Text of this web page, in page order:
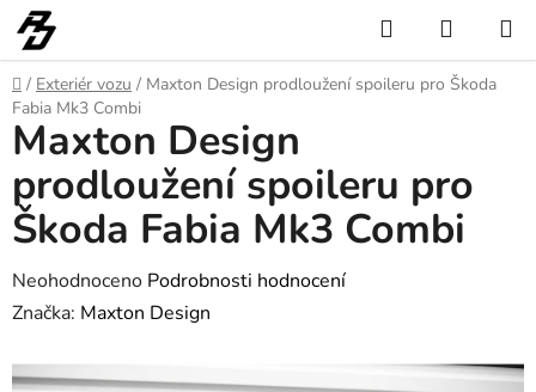
Přejít
na
obsah
Hledat
KOŠÍK
Domů
/ Exteriér vozu / Maxton Design prodloužení spoileru pro Škoda
Fabia Mk3 Combi
Maxton Design
prodloužení spoileru pro
Škoda Fabia Mk3 Combi
Průměrné
hodnocení
je
Neohodnoceno Podrobnosti hodnocení
Značka: Maxton Design